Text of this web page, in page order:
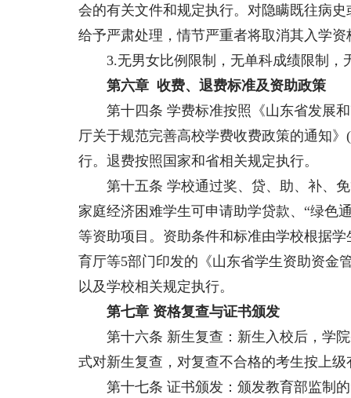
会的有关文件和规定执行。对隐瞒既往病
给予严肃处理，情节严重者将取消其入学资
3.无男女比例限制，无单科成绩限制，
第六章 收费、退费标准及资助政策
第十四条 学费标准按照《山东省发展和
厅关于规范完善高校学费收费政策的通知
行。退费按照国家和省相关规定执行。
第十五条 学校通过奖、贷、助、补、免
家庭经济困难学生可申请助学贷款、“绿色
等资助项目。资助条件和标准由学校根据
育厅等5部门印发的《山东省学生资助资金
以及学校相关规定执行。
第七章 资格复查与证书颁发
第十六条 新生复查：新生入校后，学院
式对新生复查，对复查不合格的考生按上
第十七条 证书颁发：颁发教育部监制的